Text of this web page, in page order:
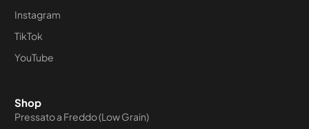
Instagram
TikTok
YouTube
Shop
Pressato a Freddo (Low Grain)